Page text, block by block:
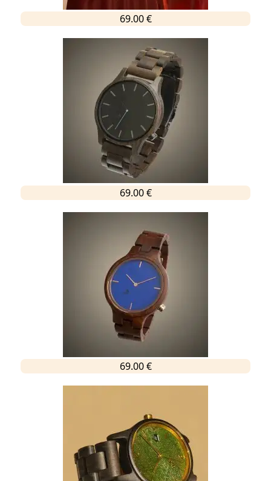
69.00 €
69.00 €
69.00 €